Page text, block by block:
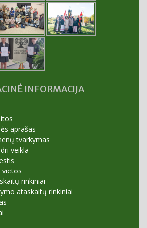
INFORMACIJA
aprašas
tvarkymas
veikla
vietos
rinkiniai
ataskaitų rinkiniai